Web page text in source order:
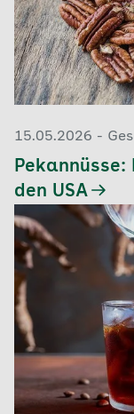
15.05.2026 -
den USA